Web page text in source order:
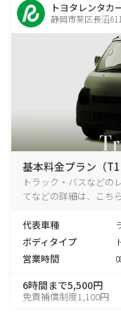
トヨタレンタカ
静岡市葵区長沼611
基本料金プラン（T1
トラック・バスなどの
てなどの詳細は、こち
代表車種
ボディタイプ
営業時間
6時間まで5,500円
免責補償制度1,100円